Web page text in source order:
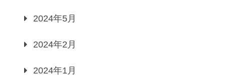
2024年5月
2024年2月
2024年1月